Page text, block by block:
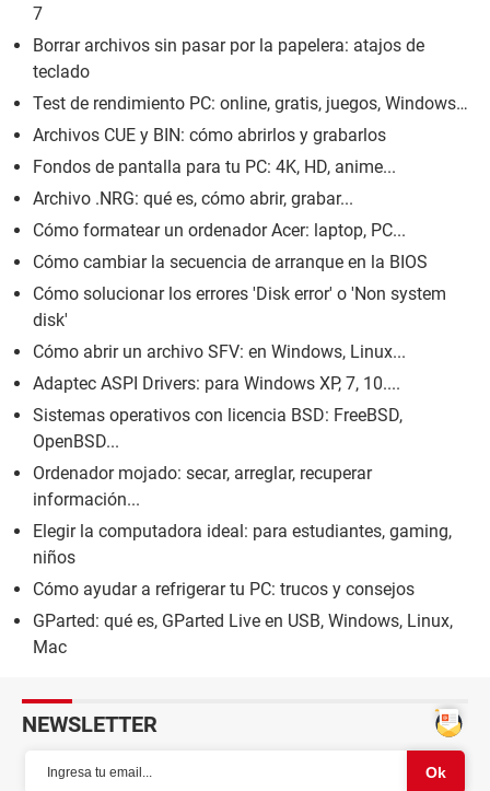
7
Borrar archivos sin pasar por la papelera: atajos de
teclado
Test de rendimiento PC: online, gratis, juegos, Windows…
Archivos CUE y BIN: cómo abrirlos y grabarlos
Fondos de pantalla para tu PC: 4K, HD, anime...
Archivo .NRG: qué es, cómo abrir, grabar...
Cómo formatear un ordenador Acer: laptop, PC...
Cómo cambiar la secuencia de arranque en la BIOS
Cómo solucionar los errores 'Disk error' o 'Non system
disk'
Cómo abrir un archivo SFV: en Windows, Linux...
Adaptec ASPI Drivers: para Windows XP, 7, 10....
Sistemas operativos con licencia BSD: FreeBSD,
OpenBSD...
Ordenador mojado: secar, arreglar, recuperar
información...
Elegir la computadora ideal: para estudiantes, gaming,
niños
Cómo ayudar a refrigerar tu PC: trucos y consejos
GParted: qué es, GParted Live en USB, Windows, Linux,
Mac
NEWSLETTER